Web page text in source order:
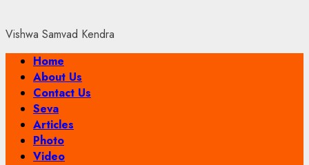
Vishwa Samvad Kendra
Primary
Menu
Home
About Us
Contact Us
Seva
Articles
Photo
Video